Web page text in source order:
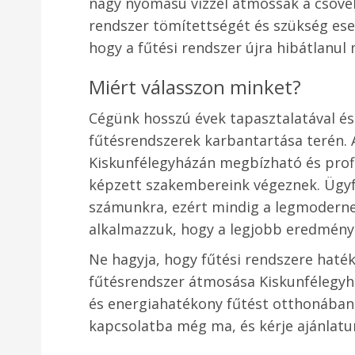
rendszer tömítettségét és szükség
hogy a fűtési rendszer újra hibátlanul
Miért válasszon minket?
Cégünk hosszú évek tapasztalatával
fűtésrendszerek karbantartása terén.
Kiskunfélegyházán megbízható és
képzett szakembereink végeznek.
számunkra, ezért mindig a
alkalmazzuk, hogy a legjobb
Ne hagyja, hogy fűtési rendszere
fűtésrendszer átmosása
és energiahatékony fűtést
kapcsolatba még ma, és kérje